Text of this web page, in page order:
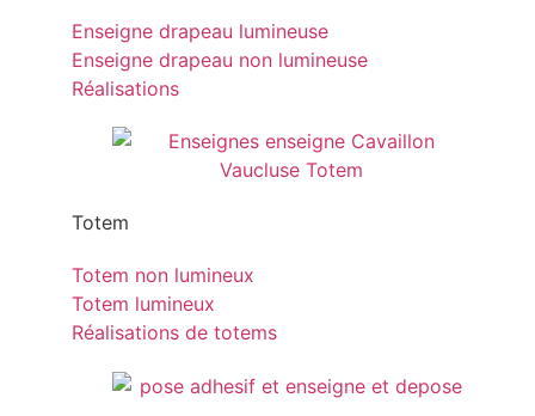
Enseigne drapeau lumineuse
Enseigne drapeau non lumineuse
Réalisations
Totem
Totem non lumineux
Totem lumineux
Réalisations de totems